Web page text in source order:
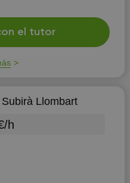
mis conocimientos a
el tutor
Llombart
h